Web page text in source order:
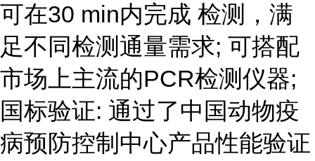
可在30 min内完成 检测，满
足不同检测通量需求; 可搭配
市场上主流的PCR检测仪器;
国标验证: 通过了中国动物疫
病预防控制中心产品性能验证